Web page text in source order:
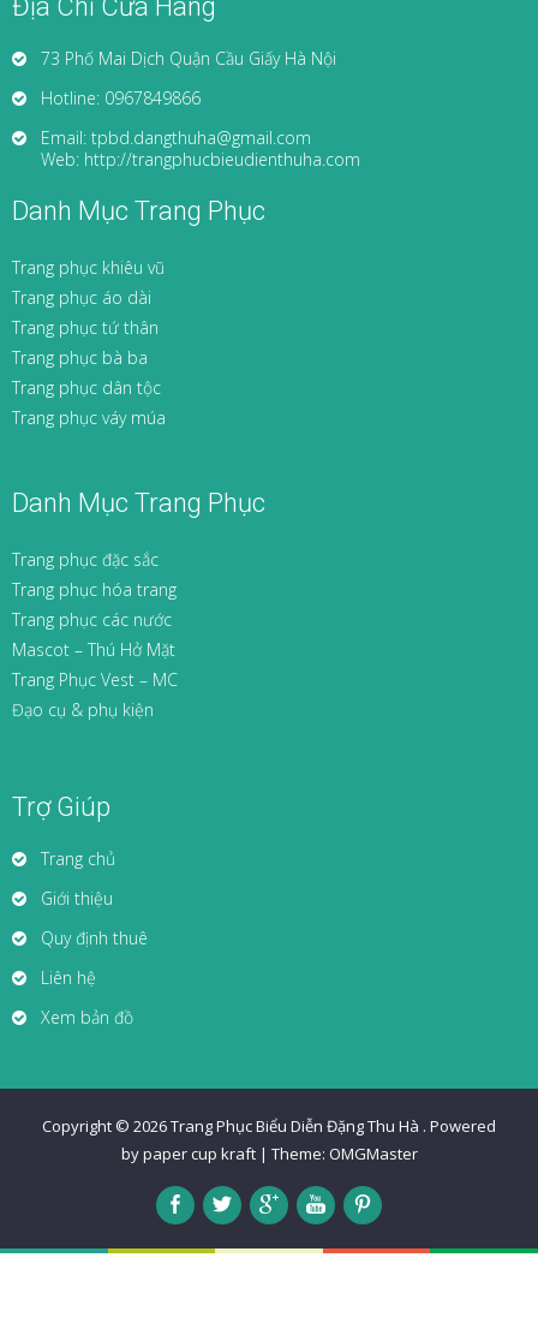
Địa Chỉ Cửa Hàng
73 Phố Mai Dịch Quận Cầu Giấy Hà Nội
Hotline: 0967849866
Email: tpbd.dangthuha@gmail.com
Web: http://trangphucbieudienthuha.com
Danh Mục Trang Phục
Trang phục khiêu vũ
Trang phục áo dài
Trang phục tứ thân
Trang phục bà ba
Trang phục dân tộc
Trang phục váy múa
Danh Mục Trang Phục
Trang phục đặc sắc
Trang phục hóa trang
Trang phục các nước
Mascot – Thú Hở Mặt
Trang Phục Vest – MC
Đạo cụ & phụ kiện
Trợ Giúp
Trang chủ
Giới thiệu
Quy định thuê
Liên hệ
Xem bản đồ
Copyright © 2026Trang Phục Biểu Diễn Đặng Thu Hà . Powered
by paper cup kraft | Theme: OMGMaster